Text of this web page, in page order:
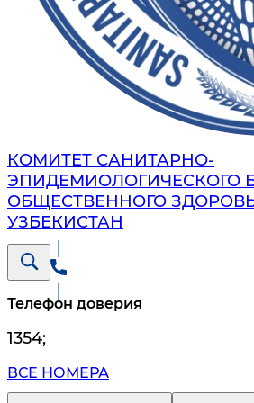
КОМИТЕТ САНИТАРНО-
ЭПИДЕМИОЛОГИЧЕСКОГО
ОБЩЕСТВЕННОГО
УЗБЕКИСТАН
Телефон доверия
1354;
ВСЕ НОМЕРА